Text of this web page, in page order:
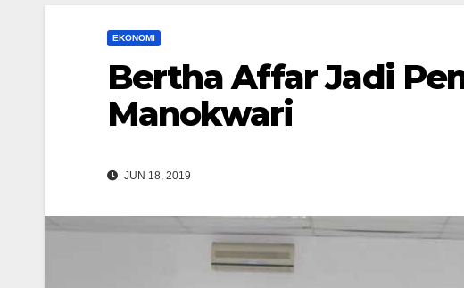
EKONOMI
Bertha Affar Jadi
Manokwari
JUN 18, 2019